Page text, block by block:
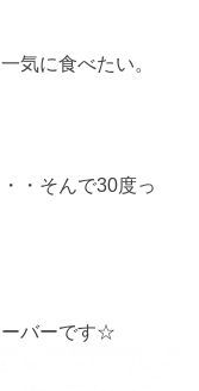
気に食べたい。
・そんで30度っ
ーバーです☆